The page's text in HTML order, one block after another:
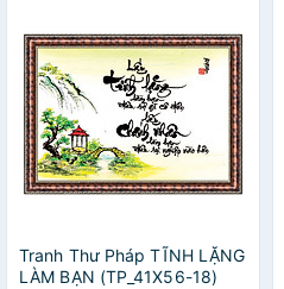
Tranh Thư Pháp TĨNH LẶNG
LÀM BẠN (TP_41X56-18)